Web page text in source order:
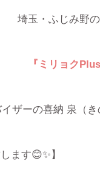
埼玉・ふじみ野
『ミリョク
ザーの喜納 泉（
ます😊✨】